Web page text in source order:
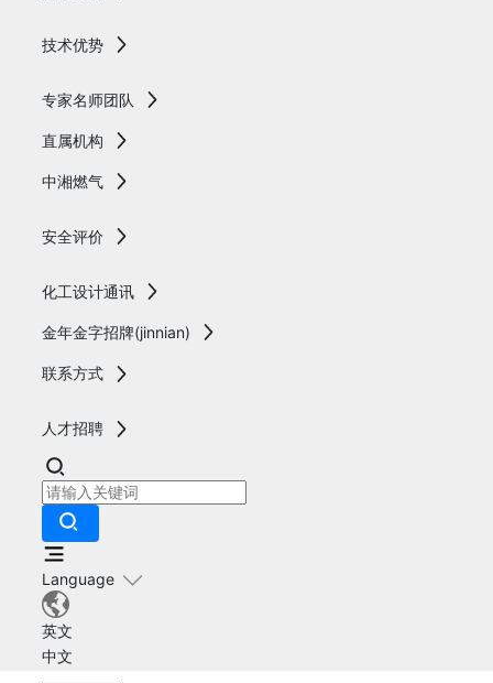
技术优势
专家名师团队
直属机构
中湘燃气
安全评价
化工设计通讯
金年金字招牌(jinnian)
联系方式
人才招聘
Language
英文
中文